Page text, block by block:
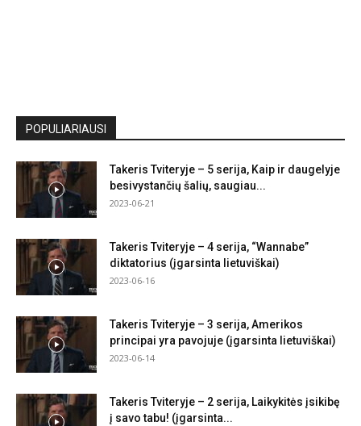
POPULIARIAUSI
Takeris Tviteryje – 5 serija, Kaip ir daugelyje
besivystančių šalių, saugiau...
2023-06-21
Takeris Tviteryje – 4 serija, “Wannabe”
diktatorius (įgarsinta lietuviškai)
2023-06-16
Takeris Tviteryje – 3 serija, Amerikos
principai yra pavojuje (įgarsinta lietuviškai)
2023-06-14
Takeris Tviteryje – 2 serija, Laikykitės įsikibę
į savo tabu! (įgarsinta...